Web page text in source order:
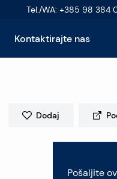
Tel./WA: +385 98 384
Kontaktirajte nas
Dodaj
Pošaljite